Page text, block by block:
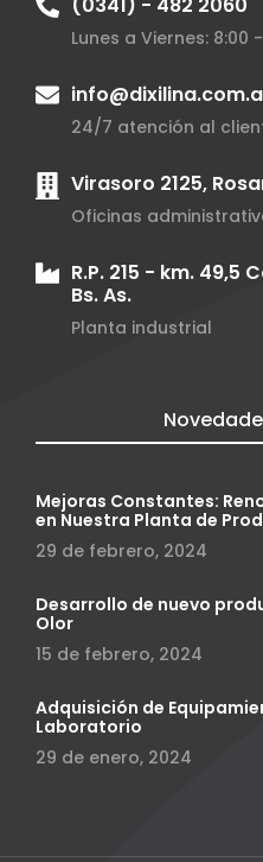
Lunes a Viernes: 8:00 -
24/7 atención al
Virasoro 2125,
Oficinas
R.P. 215 - km. 49,5
Bs. As.
Planta industrial
Mejoras Constantes:
en Nuestra Planta de
29 de febrero, 2024
Desarrollo de nuevo
Olor
15 de febrero, 2024
Adquisición de
Laboratorio
29 de enero, 2024